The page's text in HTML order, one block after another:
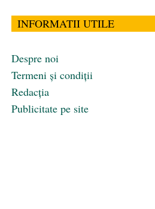
INFORMATII UTILE
Despre noi
Termeni și condiții
Redacția
Publicitate pe site